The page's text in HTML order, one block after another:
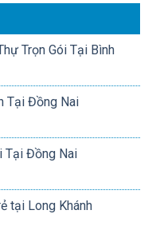
Trọn Gói Tại Bình
Tại Đồng Nai
Tại Đồng Nai
tại Long Khánh